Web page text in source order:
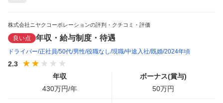
株式会社ニヤクコーポレーションの評判・クチコミ・評価
良い点 年収・給与制度・待遇
ドライバー 正社員 50代 男性 役職なし 現職 中途入社 既婚 2024年頃
2.3
年収
430万円/年
ボーナス(賞与)
50万円